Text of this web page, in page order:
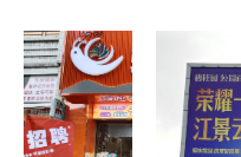
（設計類）
攝影的藝術
探索